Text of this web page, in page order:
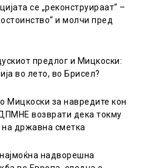
се „реконструираат“ –
и молчи пред
предлог и Мицкоски:
во лето, во Брисел?
Мицкоски за навредите кон
возврати дека токму
државна сметка
надворешна